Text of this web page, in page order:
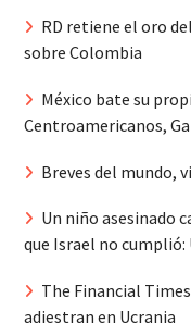
RD retiene el oro
sobre Colombia
México bate su
Centroamericanos,
Breves del mundo,
Un niño asesinado
que Israel no cumplió:
The Financial
adiestran en Ucrania